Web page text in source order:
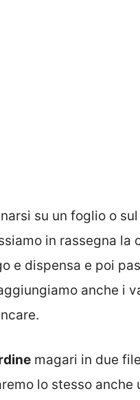
su un foglio o
in rassegna la
e dispensa e poi
anche i
magari in due
lo stesso